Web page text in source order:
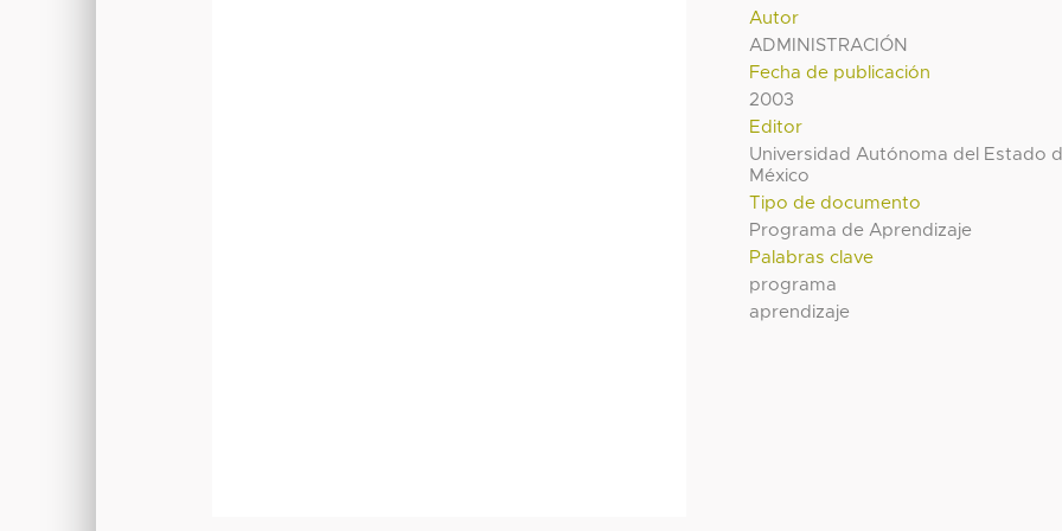
Autor
ADMINISTRACIÓN
Fecha de publicación
2003
Editor
Universidad Autónoma del Estado
México
Tipo de documento
Programa de Aprendizaje
Palabras clave
programa
aprendizaje